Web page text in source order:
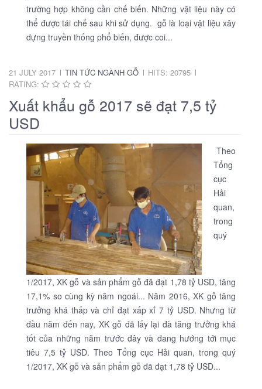
trường hợp không cần chế biến. Những vật liệu này có
thể được tái chế sau khi sử dụng. gỗ là loại vật liệu xây
dựng truyền thống phổ biến, được coi...
21 JULY 2017 TIN TỨC NGÀNH GỖ
HITS: 20795
RATING:
Xuất khẩu gỗ 2017 sẽ đạt 7,5 tỷ
USD
Theo
Tổng
cục
Hải
quan,
trong
quý
1/2017, XK gỗ và sản phẩm gỗ đã đạt 1,78 tỷ USD, tăng
17,1% so cùng kỳ năm ngoái... Năm 2016, XK gỗ tăng
trưởng khá thấp và chỉ đạt xấp xỉ 7 tỷ USD. Nhưng từ
đầu năm đến nay, XK gỗ đã lấy lại đà tăng trưởng khá
tốt của những năm trước đây và đang hướng tới mục
tiêu 7,5 tỷ USD. Theo Tổng cục Hải quan, trong quý
1/2017, XK gỗ và sản phẩm gỗ đã đạt 1,78 tỷ USD...